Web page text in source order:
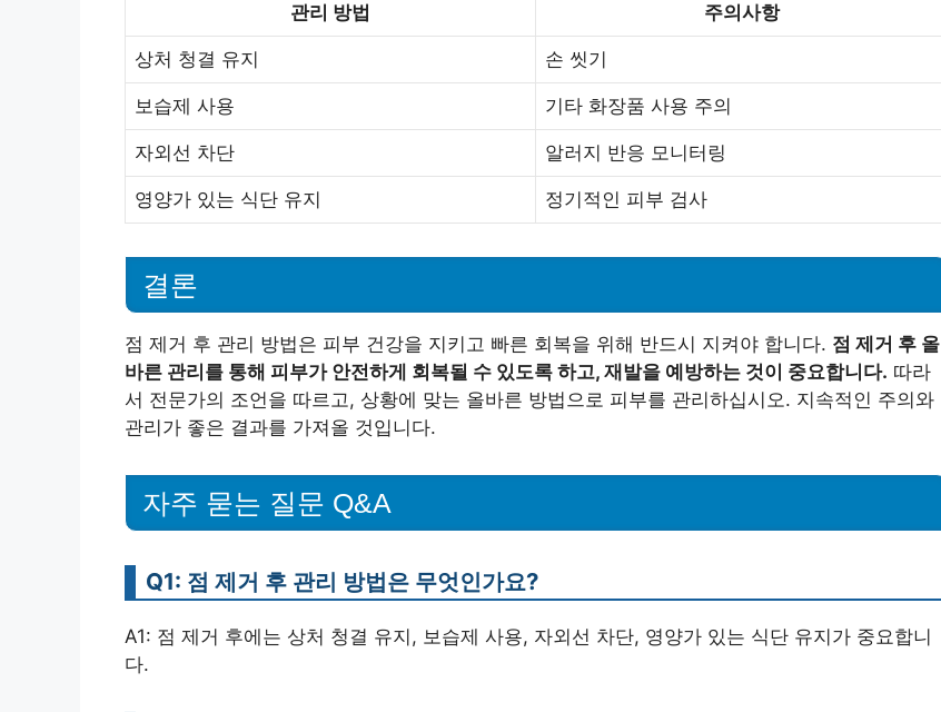
관리 방법 주의사항
상처 청결 유지 손 씻기
보습제 사용 기타 화장품 사용 주의
자외선 차단 알러지 반응 모니터링
영양가 있는 식단 유지 정기적인 피부 검사
결론
점 제거 후 관리 방법은 피부 건강을 지키고 빠른 회복을 위해 반드시 지켜야 합니다. 점 제거 후 올
바른 관리를 통해 피부가 안전하게 회복될 수 있도록 하고, 재발을 예방하는 것이 중요합니다. 따라
서 전문가의 조언을 따르고, 상황에 맞는 올바른 방법으로 피부를 관리하십시오. 지속적인 주의와
관리가 좋은 결과를 가져올 것입니다.
자주 묻는 질문 Q&A
Q1: 점 제거 후 관리 방법은 무엇인가요?
A1: 점 제거 후에는 상처 청결 유지, 보습제 사용, 자외선 차단, 영양가 있는 식단 유지가 중요합니
다.